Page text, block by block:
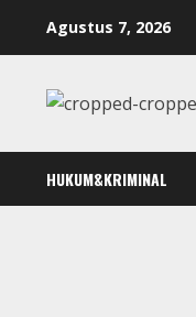
Agustus 7, 2026
HUKUM&KRIMINAL